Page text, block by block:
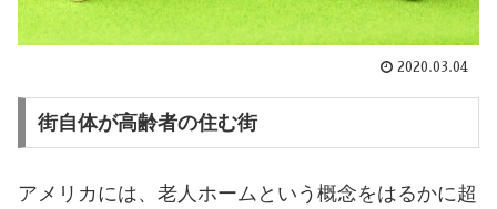
2020.03.04
街自体が高齢者の住む街
アメリカには、老人ホームという概念をはるかに超